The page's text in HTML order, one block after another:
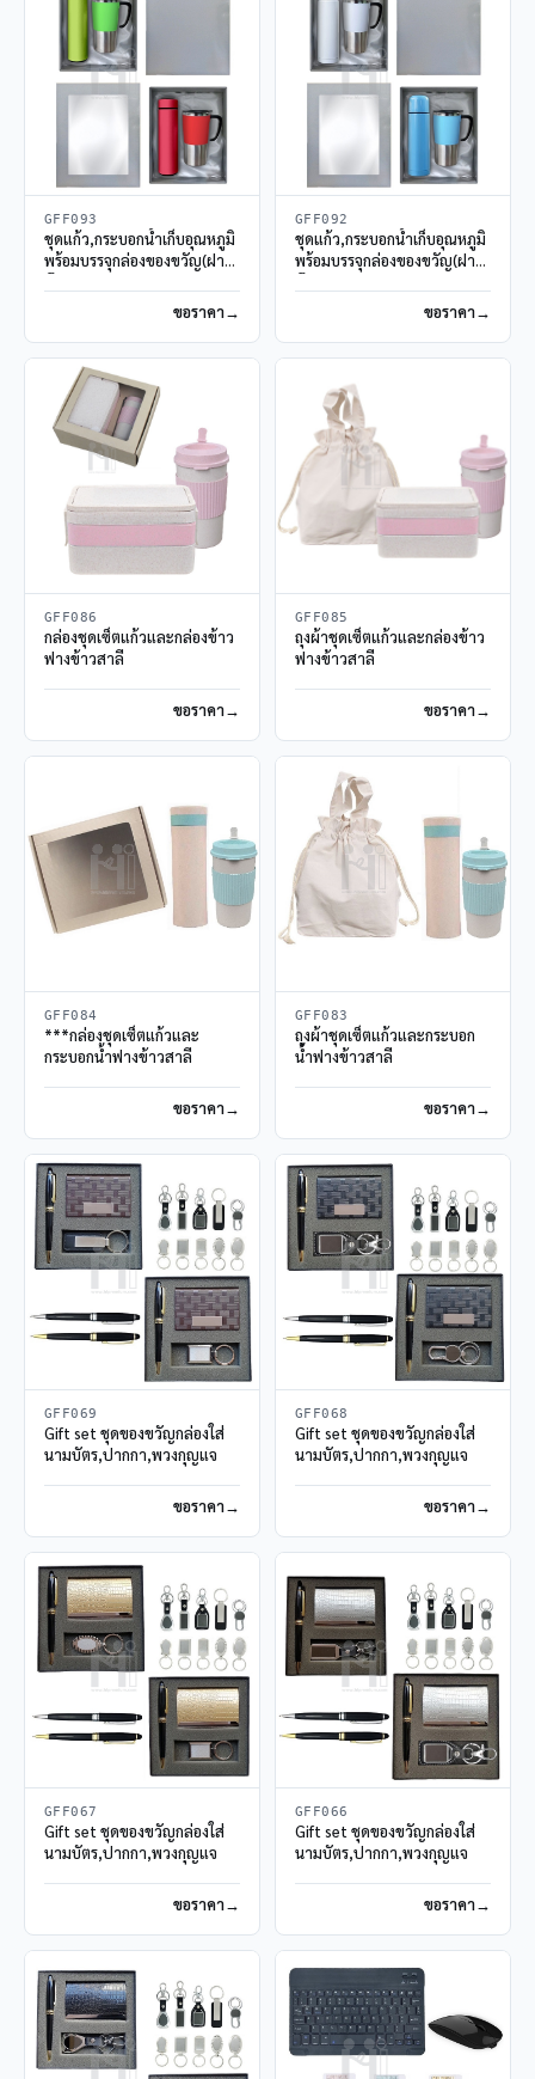
GFF093
ชุดแก้ว,กระบอกน้ำเก็บอุณหภูมิ
พร้อมบรรจุกล่องของขวัญ(ฝา
ขอราคา
GFF092
ชุดแก้ว,กระบอกน้ำเก็บอุณหภูมิ
พร้อมบรรจุกล่องของขวัญ(ฝา
ขอราคา
GFF086
กล่องชุดเซ็ตแก้วและกล่องข้าว
ฟางข้าวสาลี
ขอราคา
GFF085
ถุงผ้าชุดเซ็ตแก้วและกล่องข้าว
ฟางข้าวสาลี
ขอราคา
GFF084
***กล่องชุดเซ็ตแก้วและ
กระบอกน้ำฟางข้าวสาลี
ขอราคา
GFF083
ถุงผ้าชุดเซ็ตแก้วและกระบอก
น้ำฟางข้าวสาลี
ขอราคา
GFF069
Gift set ชุดของขวัญกล่องใส่
นามบัตร,ปากกา,พวงกุญแจ
ขอราคา
GFF068
Gift set ชุดของขวัญกล่องใส่
นามบัตร,ปากกา,พวงกุญแจ
ขอราคา
GFF067
Gift set ชุดของขวัญกล่องใส่
นามบัตร,ปากกา,พวงกุญแจ
ขอราคา
GFF066
Gift set ชุดของขวัญกล่องใส่
นามบัตร,ปากกา,พวงกุญแจ
ขอราคา